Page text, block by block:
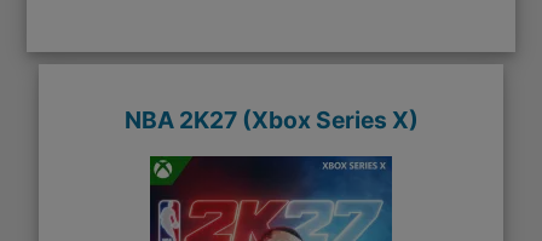
NBA 2K27 (Xbox Series X)